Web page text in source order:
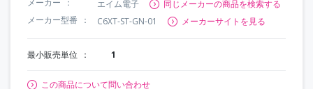
エイム電子
同じメーカーの商品を検索する
メーカー型番
C6XT-ST-GN-01 メーカーサイトを見る
最小販売単位 1
この商品について問い合わせ